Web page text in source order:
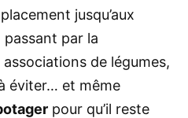
jusqu’aux
par la
de légumes,
éviter… et même
pour qu’il reste